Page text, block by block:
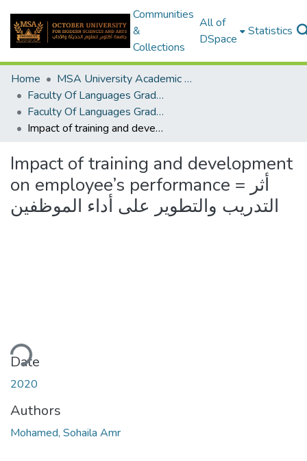
Communities
&
Collections
All of
DSpace
Statistics
Home
MSA University Academic Graduation Projects
Faculty Of Languages Graduation Project
Faculty Of Languages Graduation Project 2019 - 2020
Impact of training and development on employee’s performance = أثر التدريب والتطوير على أداء الموظفين
Impact of training and development
on employee’s performance = أثر
التدريب والتطوير على أداء الموظفين
Date
2020
Authors
Mohamed, Sohaila Amr